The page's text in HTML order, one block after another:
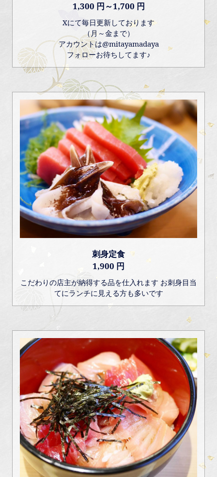
1,300 円～1,700 円
Xにて毎日更新しております
（月～金まで）
アカウントは@mitayamadaya
フォローお待ちしてます♪
刺身定食
1,900 円
こだわりの店主が納得する品を仕入れます お刺身目当
てにランチに見える方も多いです